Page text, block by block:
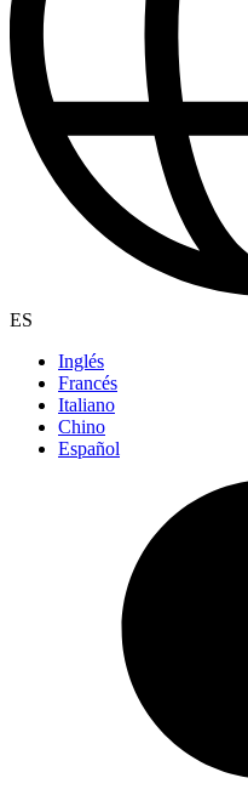
ES
Inglés
Francés
Italiano
Chino
Español